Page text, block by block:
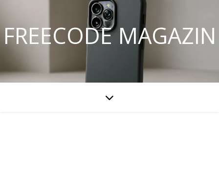
FREECODE MAGAZIN